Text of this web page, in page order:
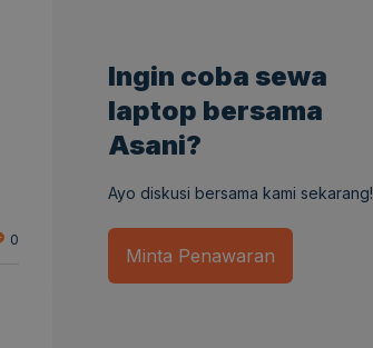
0
Ingin coba sewa
laptop bersama
Asani?
Ayo diskusi bersama kami sekarang!
Minta Penawaran